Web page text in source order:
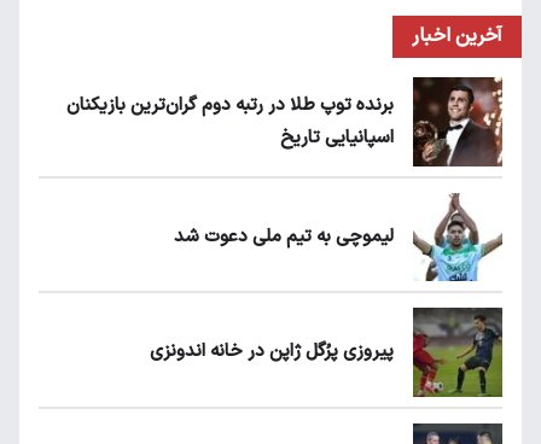
آخرین اخبار
برنده توپ طلا در رتبه دوم گران‌ترین بازیکنان
اسپانیایی تاریخ
لیموچی به تیم ملی دعوت شد
پیروزی پرُگل ژاپن در خانه اندونزی